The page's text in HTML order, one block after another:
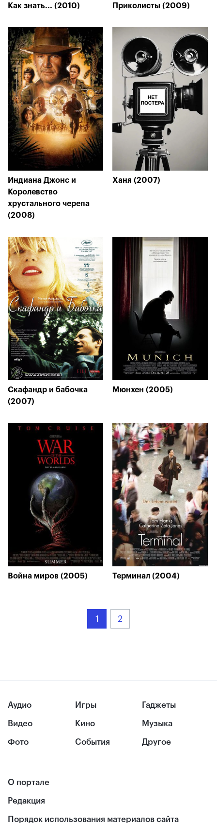
Как знать... (2010) Приколисты (2009)
Индиана Джонс и
Королевство
хрустального черепа
(2008)
Ханя (2007)
Скафандр и бабочка
(2007)
Мюнхен (2005)
Война миров (2005) Терминал (2004)
1 2
Аудио
Видео
Фото
Игры
Кино
События
Гаджеты
Музыка
Другое
О портале
Редакция
Порядок использования материалов сайта